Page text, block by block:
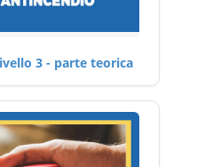
3 - parte teorica